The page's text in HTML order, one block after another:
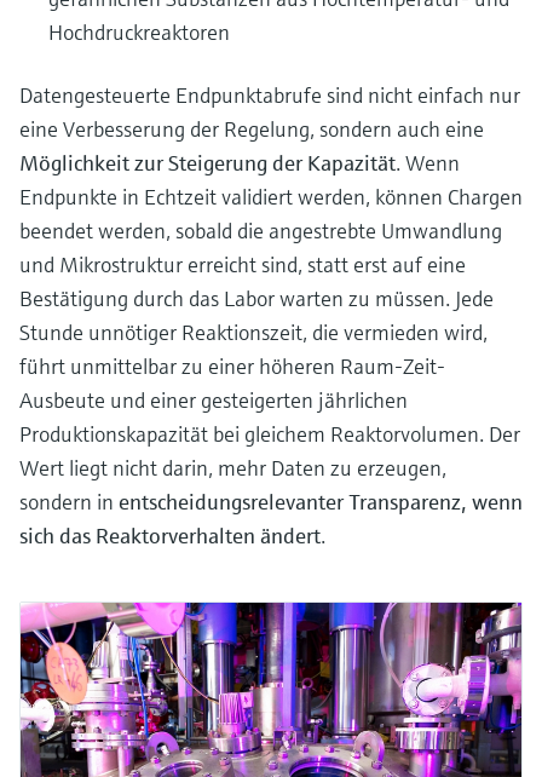
Hochdruckreaktoren
Datengesteuerte Endpunktabrufe sind nicht einfach nur
eine Verbesserung der Regelung, sondern auch eine
Möglichkeit zur Steigerung der Kapazität. Wenn
Endpunkte in Echtzeit validiert werden, können Chargen
beendet werden, sobald die angestrebte Umwandlung
und Mikrostruktur erreicht sind, statt erst auf eine
Bestätigung durch das Labor warten zu müssen. Jede
Stunde unnötiger Reaktionszeit, die vermieden wird,
führt unmittelbar zu einer höheren Raum-Zeit-
Ausbeute und einer gesteigerten jährlichen
Produktionskapazität bei gleichem Reaktorvolumen. Der
Wert liegt nicht darin, mehr Daten zu erzeugen,
sondern in entscheidungsrelevanter Transparenz, wenn
sich das Reaktorverhalten ändert.